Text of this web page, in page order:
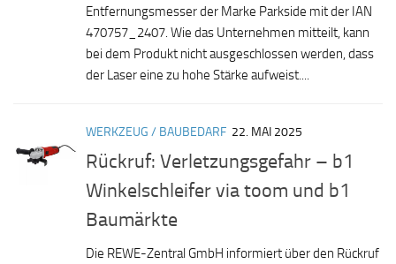
Entfernungsmesser der Marke Parkside mit der IAN
470757_2407. Wie das Unternehmen mitteilt, kann
bei dem Produkt nicht ausgeschlossen werden, dass
der Laser eine zu hohe Stärke aufweist....
WERKZEUG / BAUBEDARF 22. MAI 2025
Rückruf: Verletzungsgefahr – b1
Winkelschleifer via toom und b1
Baumärkte
Die REWE-Zentral GmbH informiert über den Rückruf